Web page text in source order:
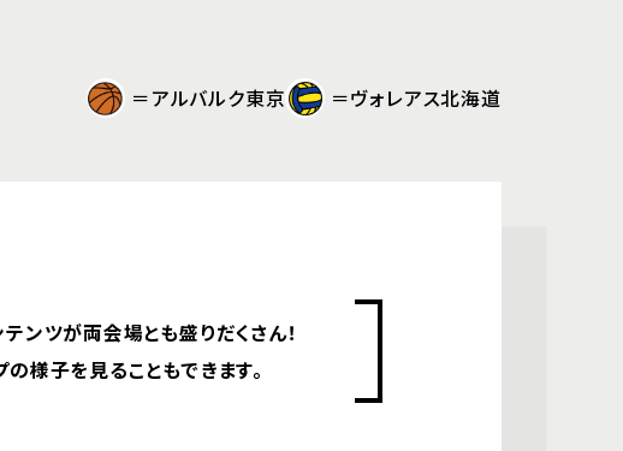
＝アルバルク東京 ＝ヴォレアス北海道
ンツが両会場とも盛りだくさん！
の様子を見ることもできます。